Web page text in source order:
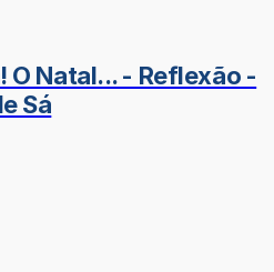
O Natal... - Reflexão -
Sá